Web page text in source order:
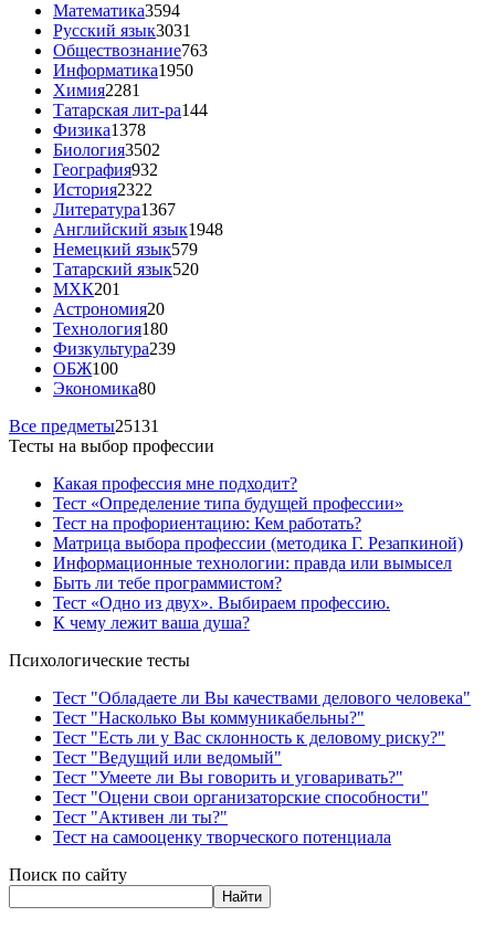
Математика3594
Русский язык3031
Обществознание763
Информатика1950
Химия2281
Татарская лит-ра144
Физика1378
Биология3502
География932
История2322
Литература1367
Английский язык1948
Немецкий язык579
Татарский язык520
МХК201
Астрономия20
Технология180
Физкультура239
ОБЖ100
Экономика80
Все предметы25131
Тесты на выбор профессии
Какая профессия мне подходит?
Тест «Определение типа будущей профессии»
Тест на профориентацию: Кем работать?
Матрица выбора профессии (методика Г. Резапкиной)
Информационные технологии: правда или вымысел
Быть ли тебе программистом?
Тест «Одно из двух». Выбираем профессию.
К чему лежит ваша душа?
Психологические тесты
Тест "Обладаете ли Вы качествами делового человека"
Тест "Насколько Вы коммуникабельны?"
Тест "Есть ли у Вас склонность к деловому риску?"
Тест "Ведущий или ведомый"
Тест "Умеете ли Вы говорить и уговаривать?"
Тест "Оцени свои организаторские способности"
Тест "Активен ли ты?"
Тест на самооценку творческого потенциала
Поиск по сайту
Найти